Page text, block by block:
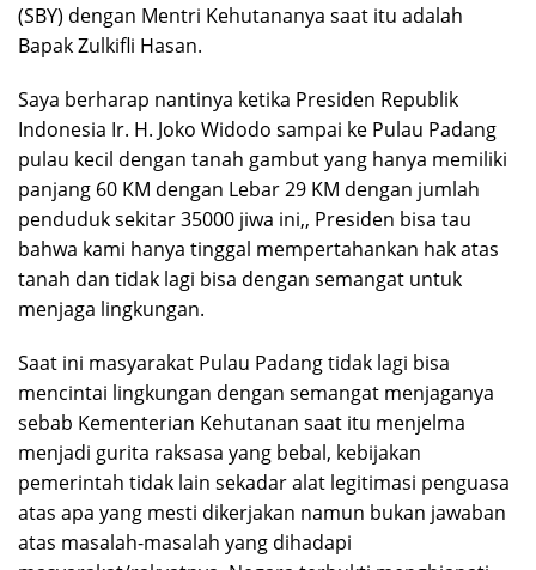
(SBY) dengan Mentri Kehutananya saat itu adalah
Bapak Zulkifli Hasan.
Saya berharap nantinya ketika Presiden Republik
Indonesia Ir. H. Joko Widodo sampai ke Pulau Padang
pulau kecil dengan tanah gambut yang hanya memiliki
panjang 60 KM dengan Lebar 29 KM dengan jumlah
penduduk sekitar 35000 jiwa ini,, Presiden bisa tau
bahwa kami hanya tinggal mempertahankan hak atas
tanah dan tidak lagi bisa dengan semangat untuk
menjaga lingkungan.
Saat ini masyarakat Pulau Padang tidak lagi bisa
mencintai lingkungan dengan semangat menjaganya
sebab Kementerian Kehutanan saat itu menjelma
menjadi gurita raksasa yang bebal, kebijakan
pemerintah tidak lain sekadar alat legitimasi penguasa
atas apa yang mesti dikerjakan namun bukan jawaban
atas masalah-masalah yang dihadapi